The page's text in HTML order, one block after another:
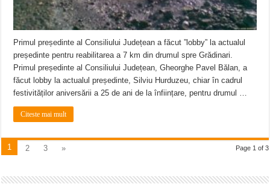
Primul președinte al Consiliului Județean a făcut ”lobby” la actualul
președinte pentru reabilitarea a 7 km din drumul spre Grădinari.
Primul președinte al Consiliului Județean, Gheorghe Pavel Bălan, a
făcut lobby la actualul președinte, Silviu Hurduzeu, chiar în cadrul
festivităților aniversării a 25 de ani de la înființare, pentru drumul …
Citeste mai mult
Page 1 of 3
1 2 3 »